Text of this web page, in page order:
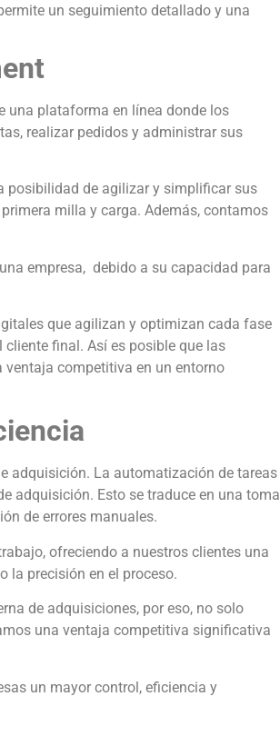
un seguimiento detallado y una
una plataforma en línea donde los
realizar pedidos y administrar sus
posibilidad de agilizar y simplificar sus
milla y carga. Además, contamos
empresa, debido a su capacidad para
que agilizan y optimizan cada fase
final. Así es posible que las
competitiva en un entorno
adquisición. La automatización de tareas
adquisición. Esto se traduce en una toma
de errores manuales.
ofreciendo a nuestros clientes una
la precisión en el proceso.
de adquisiciones, por eso, no solo
una ventaja competitiva significativa
un mayor control, eficiencia y